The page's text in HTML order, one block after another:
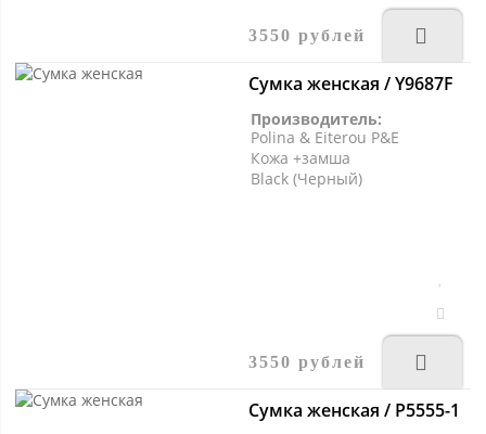
3550 рублей
Сумка женская / Y9687F
Производитель:
Polina & Eiterou P&E
Кожа +замша
Black (Черный)
3550 рублей
Сумка женская / Р5555-1